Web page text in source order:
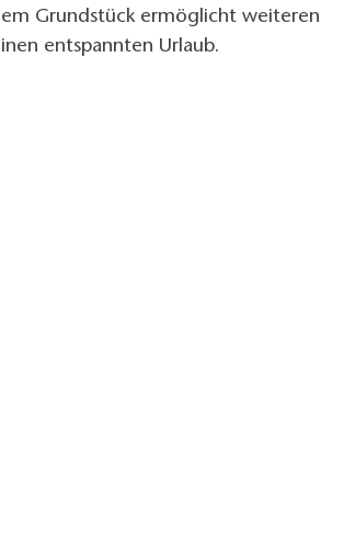
Grundstück ermöglicht weiteren
entspannten Urlaub.